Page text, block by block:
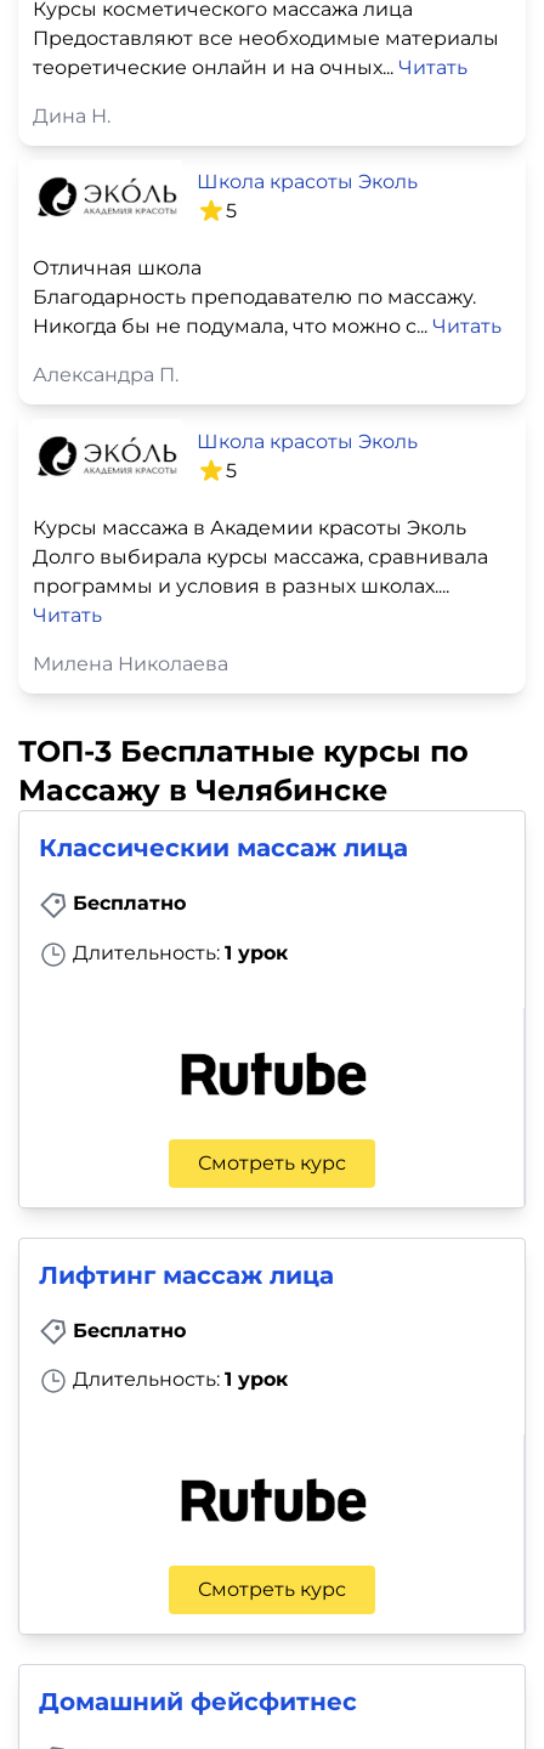
Курсы косметического массажа лица
Предоставляют все необходимые материалы
теоретические онлайн и на очных... Читать
Дина Н.
Школа красоты Эколь
5
Отличная школа
Благодарность преподавателю по массажу.
Никогда бы не подумала, что можно с... Читать
Александра П.
Школа красоты Эколь
5
Курсы массажа в Академии красоты Эколь
Долго выбирала курсы массажа, сравнивала
программы и условия в разных школах....
Читать
Милена Николаева
ТОП-3 Бесплатные курсы по
Массажу в Челябинске
Классическии массаж лица
Бесплатно
Длительность: 1 урок
Смотреть курс
Лифтинг массаж лица
Бесплатно
Длительность: 1 урок
Смотреть курс
Домашний фейсфитнес